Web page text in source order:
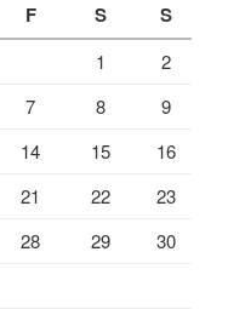
F S S
1
2
7 8
9
14 15
16
21 22
23
28 29
30